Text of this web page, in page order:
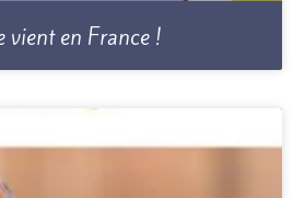
vient en France !